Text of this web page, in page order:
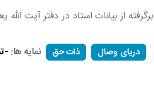
برگرفته از بیانات استاد در دفتر آیت الله
دریای وصال ذات حق نمایه ها: -